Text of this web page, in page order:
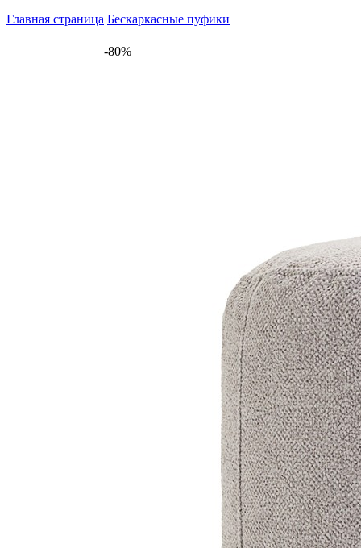
Главная страница Бескаркасные пуфики
-80%